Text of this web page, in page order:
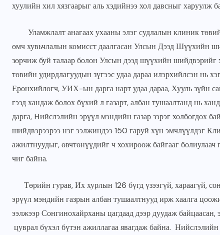
хуулийн хил хязгаарыг аль хэдийнээ хол давсныг харуулж
Уламжлалт анагаах ухааны элэг судлалын клиник
өмч хувьчлалын комисст даалгасан Улсын Дээд Шүүхийн
зөрчиж буй талаар болон Улсын дээд шүүхийн
төвийн удирдлагуудын зүгээс удаа дараа илэрхийлсэн нь
Ерөнхийлөгч, УИХ-ын дарга нарт удаа дараа, Хууль
гээд хандаж болох бүхий л газарт, албан тушаалтанд нь
дарга, Нийслэлийн эрүүл мэндийн газар зэрэг холбогдох
шийдвэрээрээ нэг ээлжиндээ 150 гаруй хүн эмчлүүлдэг
ажилтнуудыг, өвчтөнүүдийг ч хохироож байгааг болиулаач
чиг байна.
Төрийн гурав, Их хурлын 126 бүгд үзээгүй, хараагүй,
эрүүл мэндийн газрын албан тушаалтнууд ирж хаалга
ээлжээр Сонгинохайрханы цагдаад дээр дуудаж байцаасан,
цуврал бүхэл бүтэн ажиллагаа явагдаж байна.